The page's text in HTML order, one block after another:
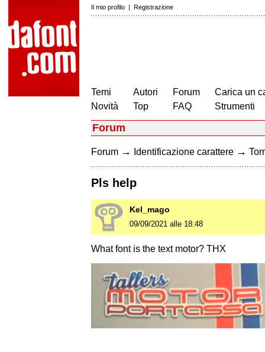
Il mio profilo | Registrazione
Temi
Novità
Autori
Top
Forum
FAQ
Carica un
Strumenti
Forum
Forum → Identificazione carattere →
Pls help
Kel_mago
09/09/2021 alle 18:48
What font is the text motor? THX